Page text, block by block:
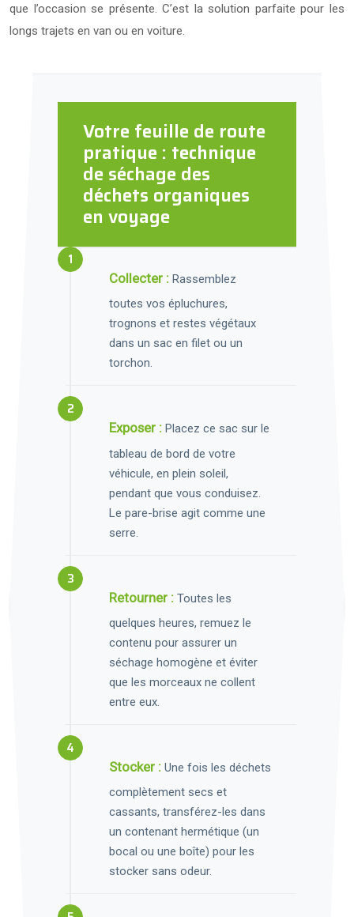
que l’occasion se présente. C’est la solution parfaite pour les
longs trajets en van ou en voiture.
Votre feuille de route
pratique : technique
de séchage des
déchets organiques
en voyage
Collecter : Rassemblez
toutes vos épluchures,
trognons et restes végétaux
dans un sac en filet ou un
torchon.
Exposer : Placez ce sac sur le
tableau de bord de votre
véhicule, en plein soleil,
pendant que vous conduisez.
Le pare-brise agit comme une
serre.
Retourner : Toutes les
quelques heures, remuez le
contenu pour assurer un
séchage homogène et éviter
que les morceaux ne collent
entre eux.
Stocker : Une fois les déchets
complètement secs et
cassants, transférez-les dans
un contenant hermétique (un
bocal ou une boîte) pour les
stocker sans odeur.